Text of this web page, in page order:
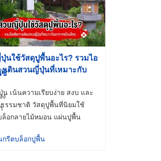
ซ์
ง
นใช้วัสดุปูพื้นอะไร? รวมไอ
งเดินสวนญี่ปุ่นที่เหมาะกับ
เน้นความเรียบง่าย สงบ และ
รรมชาติ วัสดุปูพื้นที่นิยมใช้
ล็อกลายไม้หมอน แผ่นปูพื้น
กรีตบล็อกปูพื้น